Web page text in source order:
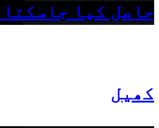
حاصل کیا
کھیل